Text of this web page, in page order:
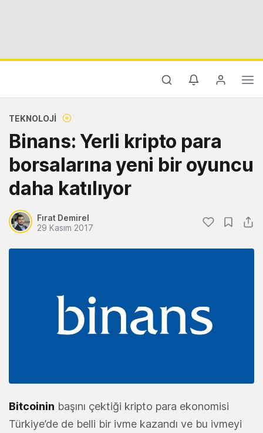
TEKNOLOJI
Binans: Yerli kripto para
borsalarına yeni bir oyuncu
daha katılıyor
Fırat Demirel
29 Kasım 2017
Bitcoinin başını çektiği kripto para ekonomisi
Türkiye’de de belli bir ivme kazandı ve bu ivmeyi